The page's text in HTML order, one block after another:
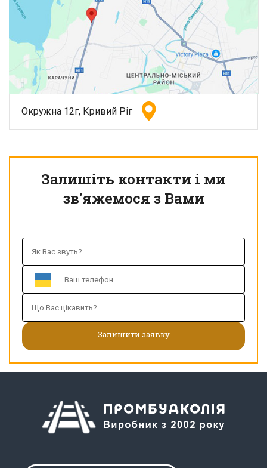
Окружна 12г, Кривий Ріг
Залишіть контакти і ми
зв'яжемося з Вами